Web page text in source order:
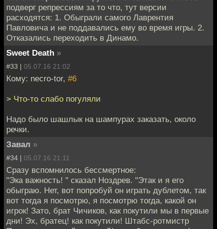
подверг репрессиям за то что, тут версии
расходятся: 1. Обыграли самого Лаврентия
Павловича и не поддавались ему во время игры. 2.
Отказались переходить в Динамо.
Sweet Death »
#33 | 05.07.16 21:02
Кому: necro-tor, #6
> Что-то слабо погуляли
Надо было шашлык на шампурах заказать, около
речки.
Завал »
#34 | 05.07.16 21:11
Сразу вспомнилось бессмертное:
"Эка важность! " сказал Ноздрев. "Этак и я его
обыграю. Нет, вот попробуй он играть дублетом, так
вот тогда я посмотрю, я посмотрю тогда, какой он
игрок! Зато, брат Чичиков, как покутили мы в первые
дни! Эх, братец! как покутили! Штабс-ротмистр